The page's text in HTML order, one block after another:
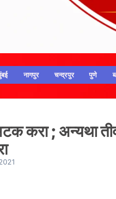
नागपुर चन्द्रपुर पुणे
अटक करा ; अन्यथा